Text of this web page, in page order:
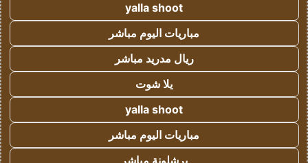
yalla shoot
مباريات اليوم مباشر
ريال مدريد مباشر
يلا شوت
yalla shoot
مباريات اليوم مباشر